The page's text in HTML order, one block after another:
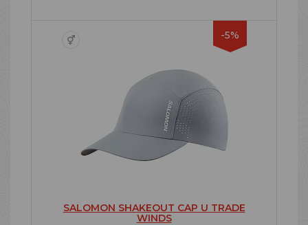
-5%
SALOMON SHAKEOUT CAP U TRADE
WINDS